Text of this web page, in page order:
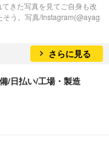
きた写真を見てご自身も改
う。写真/Instagram(@ayag
さらに見る
/日払い/工場・製造